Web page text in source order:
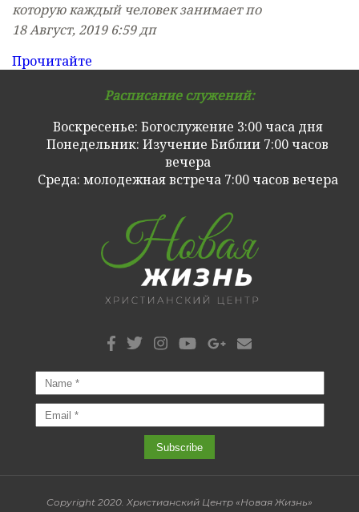
которую каждый человек занимает по
18 Август, 2019 6:59 дп
Прочитайте
Расписание служений:
Воскресенье: Богослужение 3:00 часа дня
Понедельник: Изучение Библии 7:00 часов
вечера
Cреда: молодежная встреча 7:00 часов вечера
Copyright 2020. Христианский Центр «Новая Жизнь»